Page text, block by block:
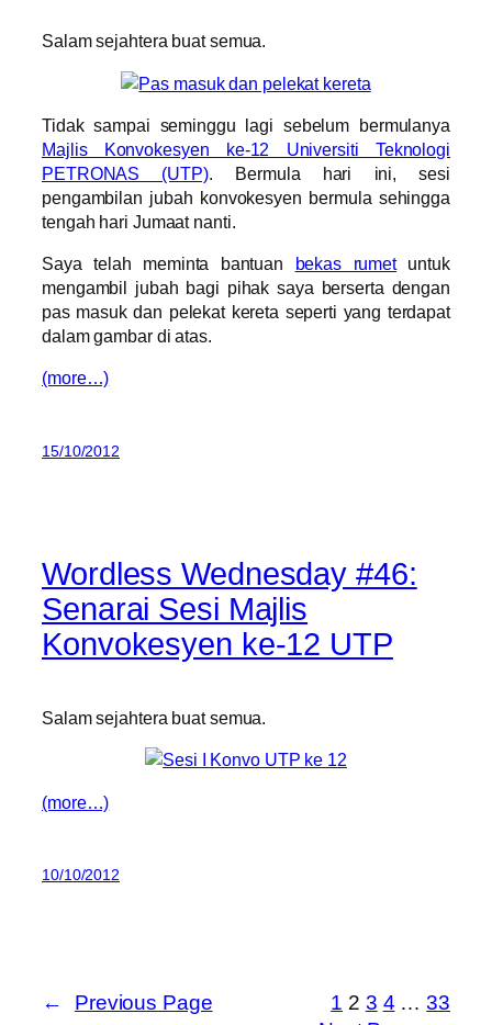
Salam sejahtera buat semua.
Tidak sampai seminggu lagi sebelum bermulanya
Majlis Konvokesyen ke-12 Universiti Teknologi
PETRONAS (UTP). Bermula hari ini, sesi
pengambilan jubah konvokesyen bermula sehingga
tengah hari Jumaat nanti.
Saya telah meminta bantuan bekas rumetuntuk
mengambil jubah bagi pihak saya berserta dengan
pas masuk dan pelekat kereta seperti yang terdapat
dalam gambar di atas.
(more…)
15/10/2012
Wordless Wednesday #46:
Senarai Sesi Majlis
Konvokesyen ke-12 UTP
Salam sejahtera buat semua.
(more…)
10/10/2012
← Previous Page 1 2 3 4 … 33